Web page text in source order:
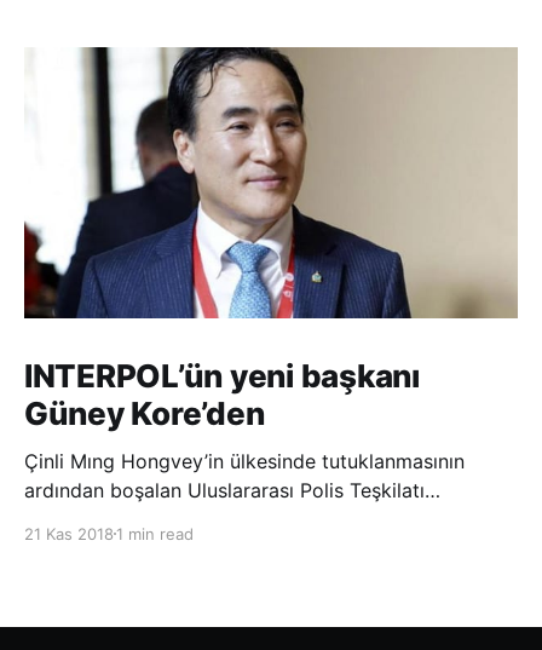
INTERPOL’ün yeni başkanı
Güney Kore’den
Çinli Mıng Hongvey’in ülkesinde tutuklanmasının
ardından boşalan Uluslararası Polis Teşkilatı
seçildi. INTERPOL Genel Kurulu’nun Dubai’deki
21 Kas 2018 1 min read